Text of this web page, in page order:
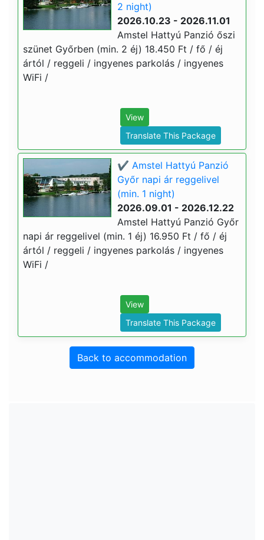
2 night)
2026.10.23 - 2026.11.01
Amstel Hattyú Panzió őszi
szünet Győrben (min. 2 éj) 18.450 Ft / fő / éj
ártól / reggeli / ingyenes parkolás / ingyenes
WiFi /
View
Translate This Package
✔️ Amstel Hattyú Panzió
Győr napi ár reggelivel
(min. 1 night)
2026.09.01 - 2026.12.22
Amstel Hattyú Panzió Győr
napi ár reggelivel (min. 1 éj) 16.950 Ft / fő / éj
ártól / reggeli / ingyenes parkolás / ingyenes
WiFi /
View
Translate This Package
Back to accommodation